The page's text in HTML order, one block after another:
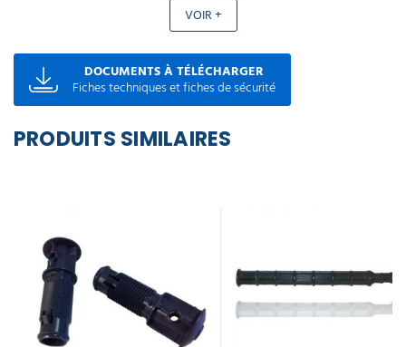
VOIR +
DOCUMENTS À TÉLÉCHARGER
Fiches techniques et fiches de sécurité
PRODUITS SIMILAIRES